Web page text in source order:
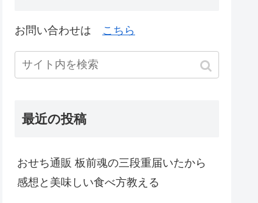
お問い合わせは こちら
最近の投稿
おせち通販 板前魂の三段重届いたから
感想と美味しい食べ方教える